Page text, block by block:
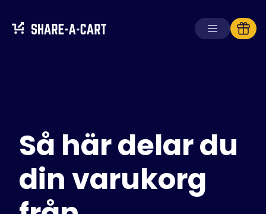
Lösningar
För konsumenter
För företag
Så här delar du
din varukorg